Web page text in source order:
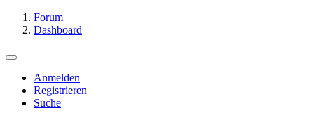
Forum
Dashboard
Anmelden
Registrieren
Suche